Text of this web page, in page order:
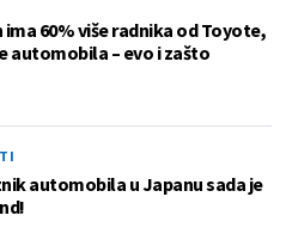
60% više radnika od Toyote,
automobila – evo i zašto
automobila u Japanu sada je